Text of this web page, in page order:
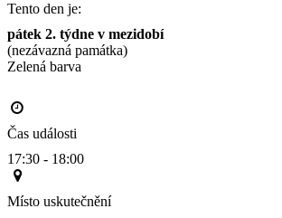
Tento den je:
pátek 2. týdne v mezidobí
(nezávazná památka)
Zelená
Čas události
17:30 - 18:00
Místo uskutečnění